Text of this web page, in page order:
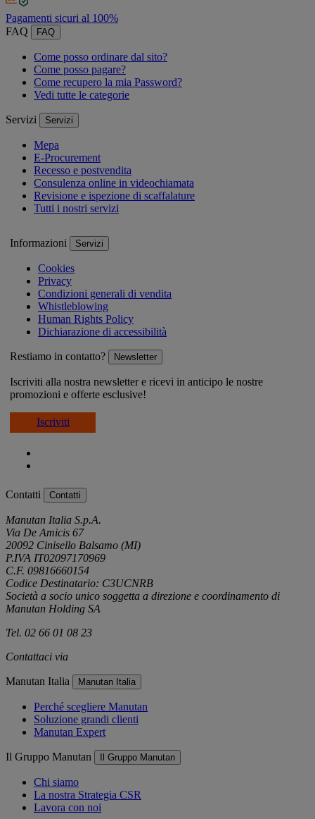
Pagamenti sicuri al 100%
FAQ
FAQ
Come posso ordinare dal sito?
Come posso pagare?
Come recupero la mia Password?
Vedi tutte le categorie
Servizi Servizi
Mepa
E-Procurement
Recesso e postvendita
Consulenza online in videochiamata
Revisione e ispezione di scaffalature
Tutti i nostri servizi
Informazioni Servizi
Cookies
Privacy
Condizioni generali di vendita
Whistleblowing
Human Rights Policy
Dichiarazione di accessibilità
Restiamo in contatto? Newsletter
Iscriviti alla nostra newsletter e ricevi in anticipo le nostre
promozioni e offerte esclusive!
Iscriviti
Contatti Contatti
Manutan Italia S.p.A.
Via De Amicis 67
20092 Cinisello Balsamo (MI)
P.IVA IT02097170969
C.F. 09816660154
Codice Destinatario: C3UCNRB
Società a socio unico soggetta a direzione e coordinamento di
Manutan Holding SA
Tel. 02 66 01 08 23
Contattaci via
Manutan Italia Manutan Italia
Perché scegliere Manutan
Soluzione grandi clienti
Manutan Expert
Il Gruppo Manutan Il Gruppo Manutan
Chi siamo
La nostra Strategia CSR
Lavora con noi